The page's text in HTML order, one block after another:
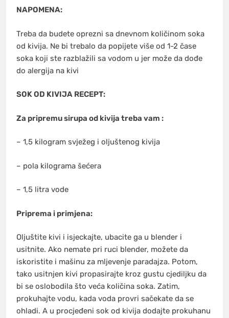
NAPOMENA:
Treba da budete oprezni sa dnevnom količinom soka
od kivija. Ne bi trebalo da popijete više od 1-2 čase
soka koji ste razblažili sa vodom u jer može da dođe
do alergija na kivi
SOK OD KIVIJA RECEPT:
Za pripremu sirupa od kivija treba vam :
– 1,5 kilogram svježeg i oljuštenog kivija
– pola kilograma šećera
– 1,5 litra vode
Priprema i primjena:
Oljuštite kivi i isjeckajte, ubacite ga u blender i
usitnite. Ako nemate pri ruci blender, možete da
iskoristite i mašinu za mljevenje paradajza. Potom,
tako usitnjen kivi propasirajte kroz gustu cjediljku da
bi se oslobodila što veća količina soka. Zatim,
prokuhajte vodu, kada voda provri sačekate da se
ohladi. A u procjeđeni sok od kivija dodajte prokuhanu